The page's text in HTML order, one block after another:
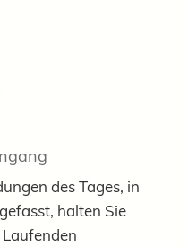
des Tages, in
halten Sie